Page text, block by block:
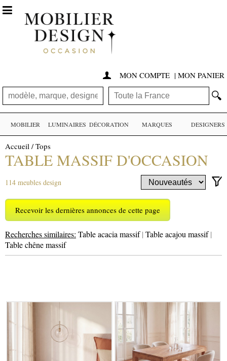
 MON COMPTE | MON PANIER
🔍

MOBILIER LUMINAIRES DÉCORATION MARQUES DESIGNERS
Accueil /Tops
TABLE MASSIF D'OCCASION
114 meubles design
Recevoir les dernières annonces de cette page
Recherches similaires: Table acacia massif| Table acajou massif|
Table chêne massif